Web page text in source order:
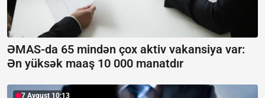
ƏMAS-da 65 mindən çox aktiv vakansiya var:
Ən yüksək maaş 10 000 manatdır
7 Avqust 10:13